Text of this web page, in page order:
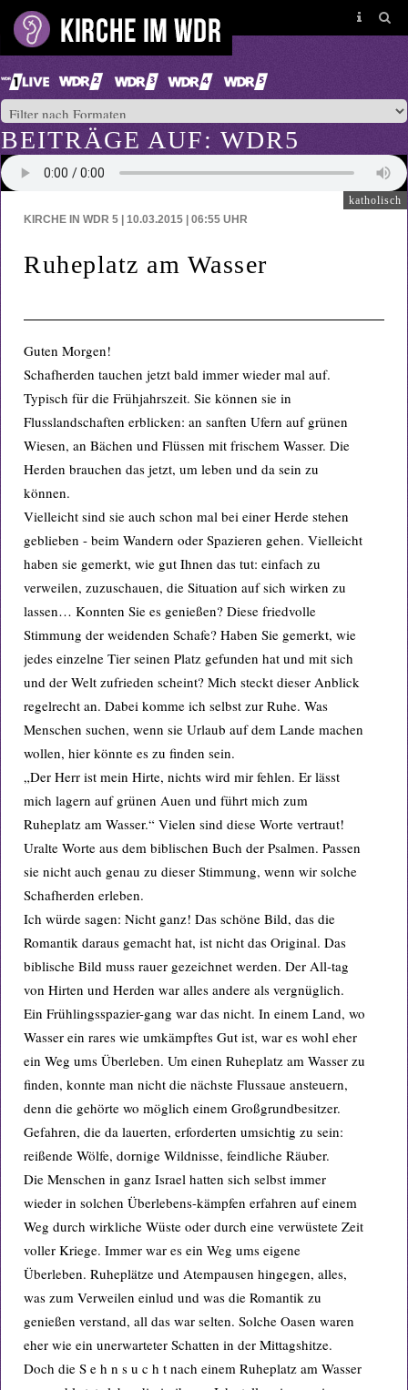
BEITRÄGE AUF: WDR5
katholisch
KIRCHE IN WDR 5 | 10.03.2015 | 06:55 UHR
Ruheplatz am Wasser
Guten Morgen!
Schafherden tauchen jetzt bald immer wieder mal auf.
Typisch für die Frühjahrszeit. Sie können sie in
Flusslandschaften erblicken: an sanften Ufern auf grünen
Wiesen, an Bächen und Flüssen mit frischem Wasser. Die
Herden brauchen das jetzt, um leben und da sein zu
können.
Vielleicht sind sie auch schon mal bei einer Herde stehen
geblieben - beim Wandern oder Spazieren gehen. Vielleicht
haben sie gemerkt, wie gut Ihnen das tut: einfach zu
verweilen, zuzuschauen, die Situation auf sich wirken zu
lassen… Konnten Sie es genießen? Diese friedvolle
Stimmung der weidenden Schafe? Haben Sie gemerkt, wie
jedes einzelne Tier seinen Platz gefunden hat und mit sich
und der Welt zufrieden scheint? Mich steckt dieser Anblick
regelrecht an. Dabei komme ich selbst zur Ruhe. Was
Menschen suchen, wenn sie Urlaub auf dem Lande machen
wollen, hier könnte es zu finden sein.
„Der Herr ist mein Hirte, nichts wird mir fehlen. Er lässt
mich lagern auf grünen Auen und führt mich zum
Ruheplatz am Wasser.“ Vielen sind diese Worte vertraut!
Uralte Worte aus dem biblischen Buch der Psalmen. Passen
sie nicht auch genau zu dieser Stimmung, wenn wir solche
Schafherden erleben.
Ich würde sagen: Nicht ganz! Das schöne Bild, das die
Romantik daraus gemacht hat, ist nicht das Original. Das
biblische Bild muss rauer gezeichnet werden. Der All-tag
von Hirten und Herden war alles andere als vergnüglich.
Ein Frühlingsspazier-gang war das nicht. In einem Land, wo
Wasser ein rares wie umkämpftes Gut ist, war es wohl eher
ein Weg ums Überleben. Um einen Ruheplatz am Wasser zu
finden, konnte man nicht die nächste Flussaue ansteuern,
denn die gehörte wo möglich einem Großgrundbesitzer.
Gefahren, die da lauerten, erforderten umsichtig zu sein:
reißende Wölfe, dornige Wildnisse, feindliche Räuber.
Die Menschen in ganz Israel hatten sich selbst immer
wieder in solchen Überlebens-kämpfen erfahren auf einem
Weg durch wirkliche Wüste oder durch eine verwüstete Zeit
voller Kriege. Immer war es ein Weg ums eigene
Überleben. Ruheplätze und Atempausen hingegen, alles,
was zum Verweilen einlud und was die Romantik zu
genießen verstand, all das war selten. Solche Oasen waren
eher wie ein unerwarteter Schatten in der Mittagshitze.
Doch die S e h n s u c h t nach einem Ruheplatz am Wasser